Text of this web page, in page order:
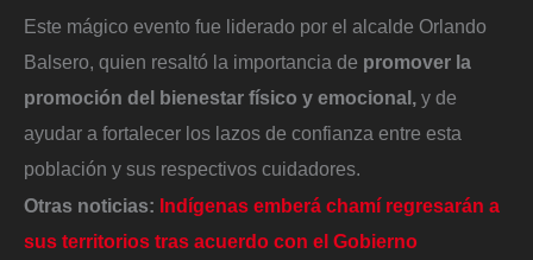
Este mágico evento fue liderado por el alcalde Orlando
Balsero, quien resaltó la importancia de promover la
promoción del bienestar físico y emocional, y de
ayudar a fortalecer los lazos de confianza entre esta
población y sus respectivos cuidadores.
Otras noticias: Indígenas emberá chamí regresarán a
sus territorios tras acuerdo con el Gobierno